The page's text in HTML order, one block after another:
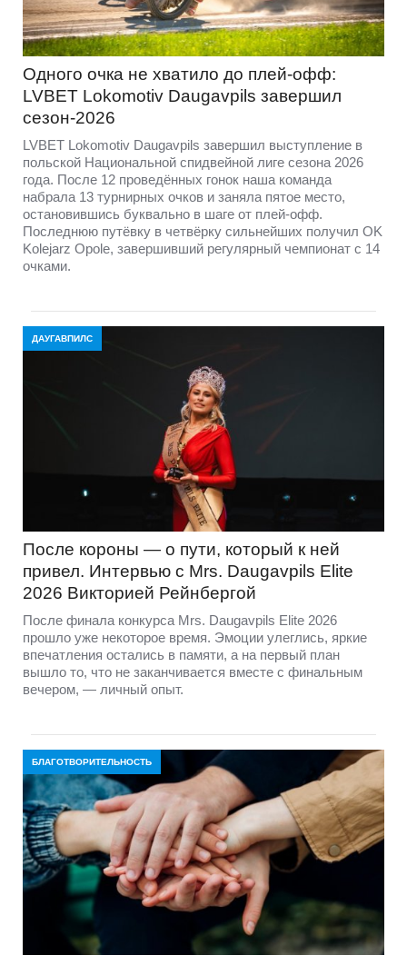
Одного очка не хватило до плей-офф:
LVBET Lokomotiv Daugavpils завершил
сезон-2026
LVBET Lokomotiv Daugavpils завершил выступление в
польской Национальной спидвейной лиге сезона 2026
года. После 12 проведённых гонок наша команда
набрала 13 турнирных очков и заняла пятое место,
остановившись буквально в шаге от плей-офф.
Последнюю путёвку в четвёрку сильнейших получил OK
Kolejarz Opole, завершивший регулярный чемпионат с 14
очками.
ДАУГАВПИЛС
После короны — о пути, который к ней
привел. Интервью с Mrs. Daugavpils Elite
2026 Викторией Рейнбергой
После финала конкурса Mrs. Daugavpils Elite 2026
прошло уже некоторое время. Эмоции улеглись, яркие
впечатления остались в памяти, а на первый план
вышло то, что не заканчивается вместе с финальным
вечером, — личный опыт.
БЛАГОТВОРИТЕЛЬНОСТЬ